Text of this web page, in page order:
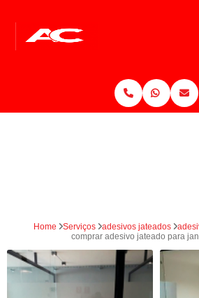
Home Serviços adesivos jateados
comprar adesivo jateado para